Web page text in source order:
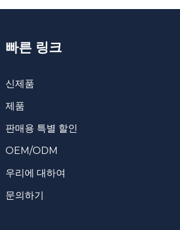
빠른 링크
신제품
제품
판매용 특별 할인
OEM/ODM
우리에 대하여
문의하기